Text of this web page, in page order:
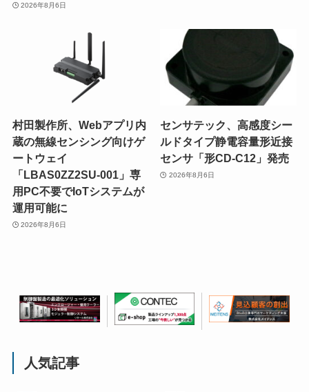
2026年8月6日
村田製作所、Webアプリ内
蔵の無線センシング向けゲ
ートウェイ
「LBAS0ZZ2SU-001」専
用PC不要でIoTシステムが
運用可能に
2026年8月6日
センサテック、高感度シー
ルドタイプ静電容量形近接
センサ「形CD-C12」発売
2026年8月6日
人気記事